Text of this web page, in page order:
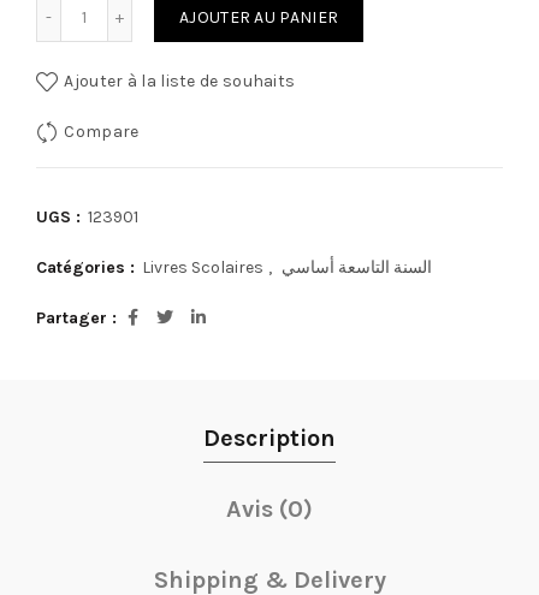
AJOUTER AU PANIER
Ajouter à la liste de souhaits
Compare
UGS : 123901
Catégories : Livres Scolaires , السنة التاسعة أساسي
Partager
Description
Avis (0)
Shipping & Delivery